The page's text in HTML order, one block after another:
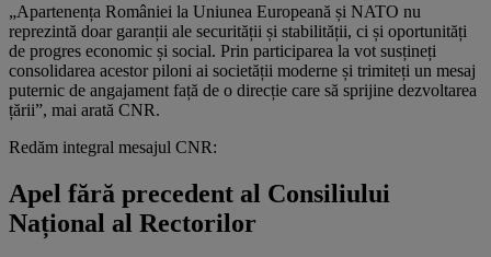
„Apartenența României la Uniunea Europeană și NATO nu
reprezintă doar garanții ale securității și stabilității, ci și oportunități
de progres economic și social. Prin participarea la vot susțineți
consolidarea acestor piloni ai societății moderne și trimiteți un mesaj
puternic de angajament față de o direcție care să sprijine dezvoltarea
țării”, mai arată CNR.
Redăm integral mesajul CNR:
Apel fără precedent al Consiliului
Național al Rectorilor